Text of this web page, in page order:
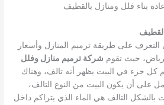
بناء فلل ومنازل بالقطيف
على طريقة ترميم المنازل وأسعار
حيث تقوم شركة ترميم منازل وفلل
كل جزء في البيت يظهر أنه تالف، وهناك
على أن يكون البيت من النوع التالف،
التالف هي الماء الذي يتراكم داخل